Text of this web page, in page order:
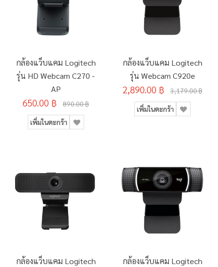
กล้องแว็บแคม Logitech
รุ่น HD Webcam C270 -
AP
650.00 ฿ 890.00 ฿
เพิ่มในตะกร้า
กล้องแว็บแคม Logitech
รุ่น Webcam C920e
2,890.00 ฿ 3,179.00 ฿
เพิ่มในตะกร้า
กล้องแว็บแคม Logitech
กล้องแว็บแคม Logitech